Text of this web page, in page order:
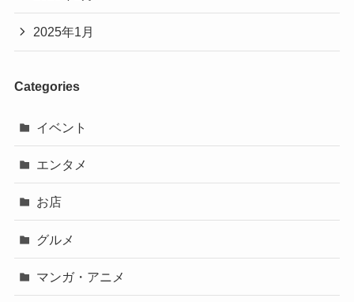
2025年1月
Categories
イベント
エンタメ
お店
グルメ
マンガ・アニメ